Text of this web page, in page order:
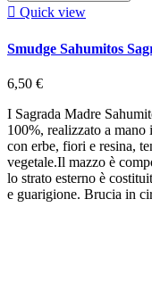
 Quick view
Smudge Sahumitos
6,50 €
I Sagrada Madre
100%, realizzato a
con erbe, fiori e resina,
vegetale.Il mazzo è
lo strato esterno è
e guarigione. Brucia in